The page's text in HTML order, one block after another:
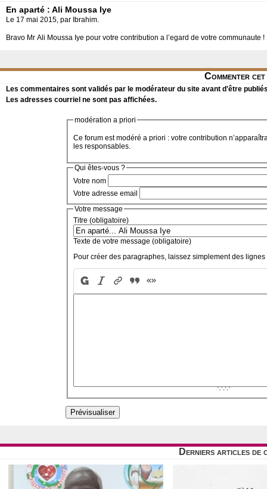
En aparté : Ali Moussa Iye
Le 17 mai 2015, par Ibrahim.
Bravo Mr Ali Moussa Iye pour votre contribution a l’egard de votre communaute !
Commenter
Les commentaires sont validés par le modérateur du site avant d'être
Les adresses courriel ne sont pas affichées.
modération a priori
Ce forum est modéré a priori : votre contribution
les responsables.
Qui êtes-vous ?
Votre nom
Votre adresse email
Votre message
Titre (obligatoire)
Texte de votre message (obligatoire)
Pour créer des paragraphes, laissez simplement des lignes
Derniers articles de